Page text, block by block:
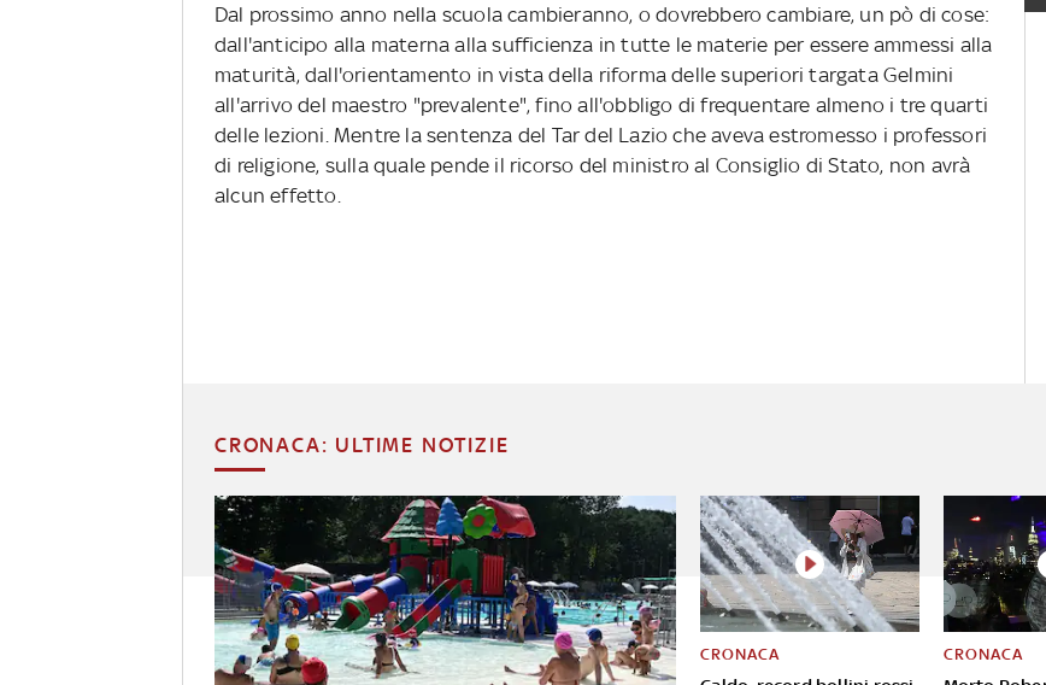
Dal prossimo an­no nella scuola cambieranno, o dovrebbero cambiare, un pò di cose:
dall'anticipo alla materna alla sufficienza in tutte le materie per essere am­messi alla
maturità, dal­l'orientamento in vista della riforma delle superiori targa­ta Gelmini
all'arrivo del mae­stro "prevalente", fino all'ob­bligo di frequentare almeno i tre quarti
delle lezioni. Mentre la sentenza del Tar del La­zio che aveva estromesso i professori
di religione, sulla quale pende il ricorso del ministro al Consiglio di Stato, non avrà
alcun ef­fetto.
CRONACA: ULTIME NOTIZIE
CRONACA CRONACA